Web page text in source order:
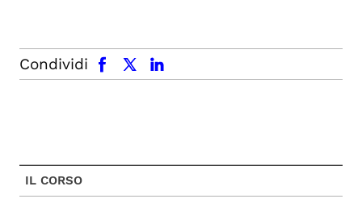
Condividi
facebook x.com linkedin
IL CORSO